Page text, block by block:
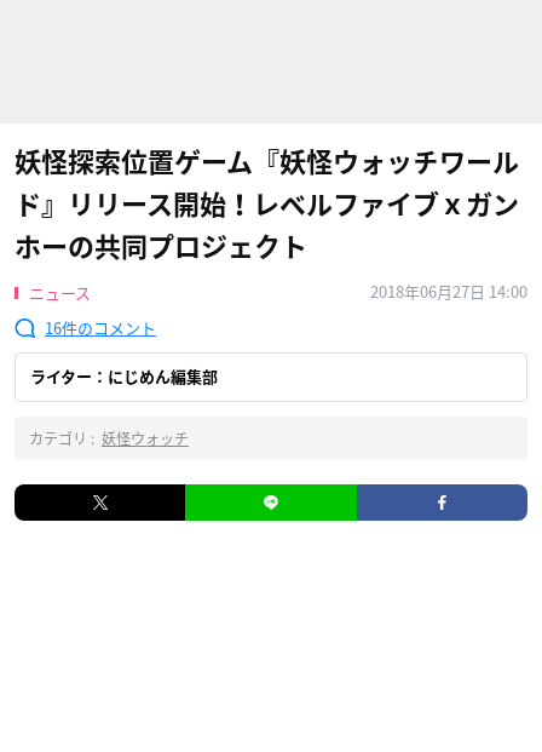
妖怪探索位置ゲーム『妖怪ウォッチワール
ド』リリース開始！レベルファイブｘガン
ホーの共同プロジェクト
ニュース
2018年06月27日 14:00
16
ライター：にじめん編集部
カテゴリ : 妖怪ウォッチ